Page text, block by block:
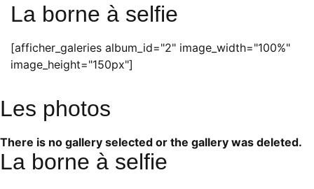
La borne à selfie
[afficher_galeries album_id="2" image_width="100%"
image_height="150px"]
Les photos
There is no gallery selected or the gallery was deleted.
La borne à selfie